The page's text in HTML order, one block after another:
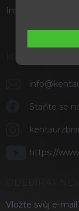
Instagram
info@
Staňte se
https://
Vložte svůj e-